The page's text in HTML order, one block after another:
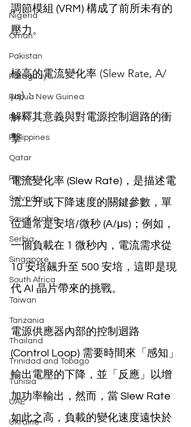
Nigeria
Oman
Pakistan
Paraguay
Papua New Guinea
Peru
Philippines
Qatar
Russia
Salvador
Saudi Arabia
Serbia
Singapore
South Africa
Taiwan
Tanzania
Thailand
Trinidad and Tobago
Tunisia
UAE
Ukraine
調節模組 (VRM) 構成了前所未有的
壓力。
極高的電流變化率 (Slew Rate, A/
μs)：
解釋其意義與對電源控制迴路的衝
擊
電流變化率 (Slew Rate)，是描述電
流上升或下降速度的關鍵參數，單
位通常是安培/微秒 (A/μs)；例如，
一個負載在 1 微秒內，電流需求從
10 安培飆升至 500 安培，這即是現
代 AI 晶片帶來的挑戰。
電源供應器內部的控制迴路
(Control Loop) 需要時間來「感知」
輸出電壓的下降，並「反應」以增
加功率輸出，然而，當 Slew Rate
如此之高，負載的變化速度遠快於